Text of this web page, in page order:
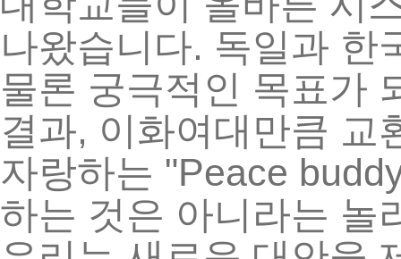
나왔습니다. 독일과 한
물론 궁극적인 목표가
결과, 이화여대만큼 교
자랑하는 "Peace
하는 것은 아니라는 놀